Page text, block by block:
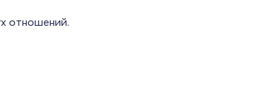
отношений.